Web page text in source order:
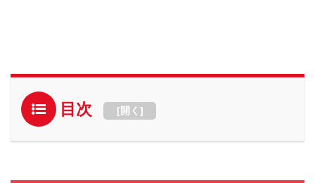
目次 [開く ]